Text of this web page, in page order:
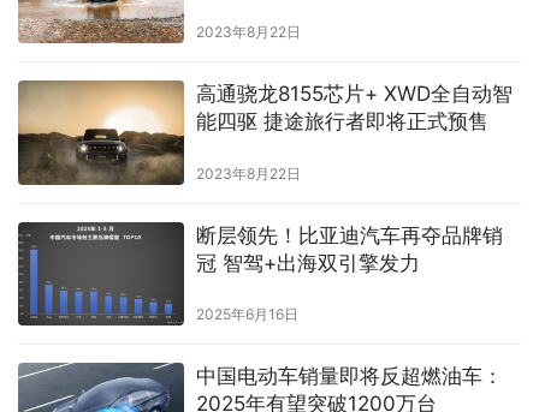
2023年8月22日
高通骁龙8155芯片+ XWD全自动智
能四驱 捷途旅行者即将正式预售
2023年8月22日
断层领先！比亚迪汽车再夺品牌销
冠 智驾+出海双引擎发力
2025年6月16日
中国电动车销量即将反超燃油车：
2025年有望突破1200万台